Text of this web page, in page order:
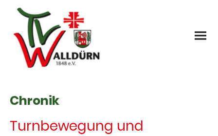
Chronik
Turnbewegung und